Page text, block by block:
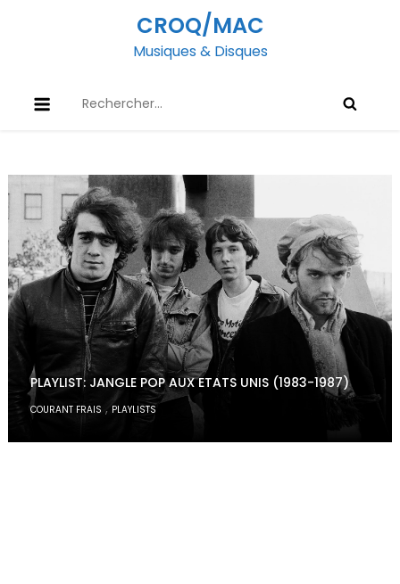
CROQ/MAC
Musiques & Disques
PLAYLIST: JANGLE POP AUX ETATS UNIS (1983-1987)
COURANT FRAIS ,PLAYLISTS